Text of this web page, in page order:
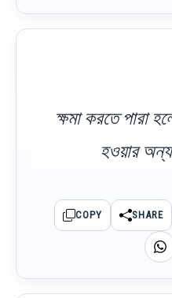
ক্ষমা করতে পারা
হওয়ার
COPY SHARE